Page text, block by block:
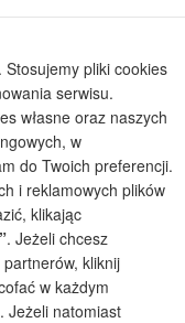
pliki cookies
serwisu.
własne oraz naszych
w
do Twoich preferencji.
i reklamowych plików
klikając
. Jeżeli chcesz
kliknij
w każdym
Jeżeli natomiast